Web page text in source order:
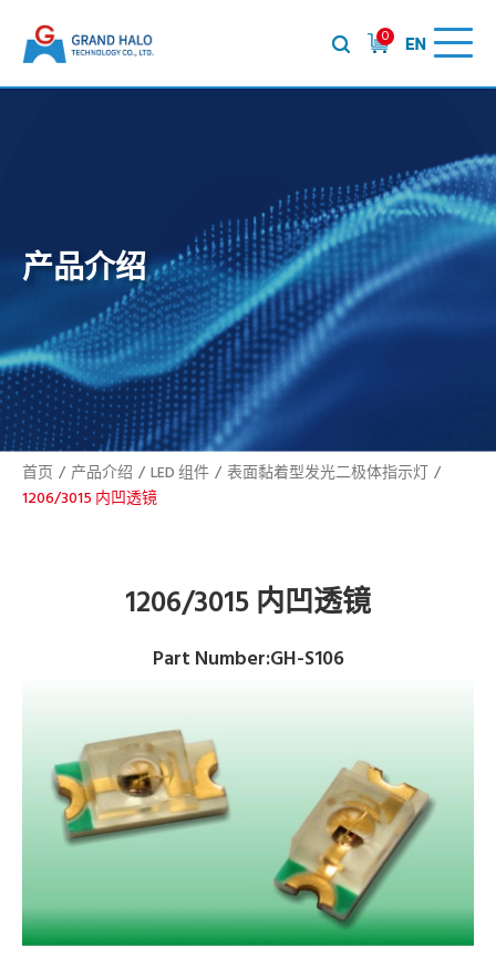
0
产品介绍
首页 产品介绍 LED 组件
表面黏着型发光二极体指示灯
1206/3015 内凹透镜
1206/3015 内凹透镜
Part Number:GH-S106